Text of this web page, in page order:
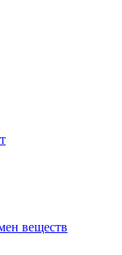
веществ